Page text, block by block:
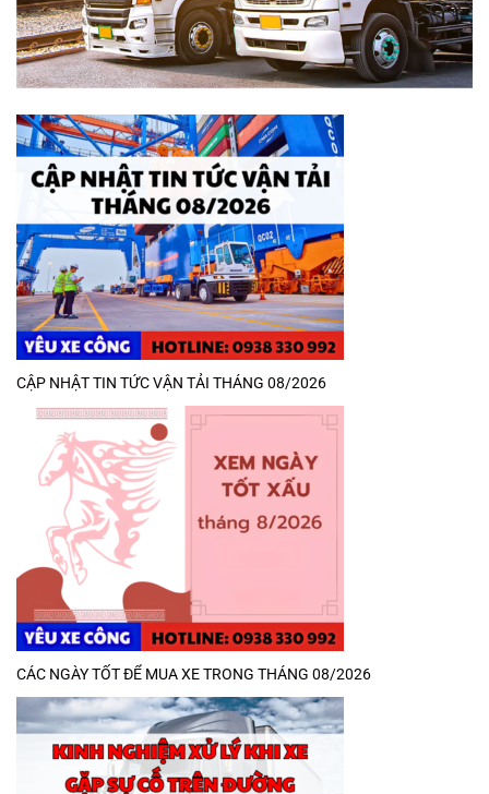
CẬP NHẬT TIN TỨC VẬN TẢI THÁNG 08/2026
CÁC NGÀY TỐT ĐỂ MUA XE TRONG THÁNG 08/2026